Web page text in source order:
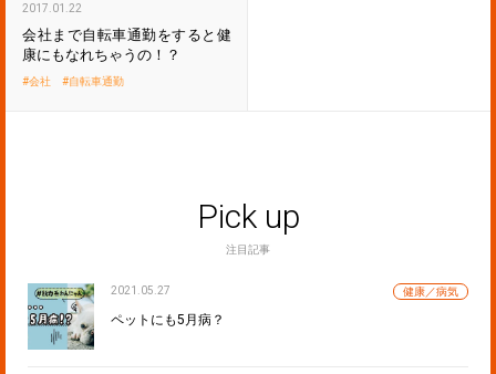
2017.01.22
会社まで自転車通勤をすると健
康にもなれちゃうの！？
会社 自転車通勤
Pick up
注目記事
2021.05.27 健康／病気
ペットにも5月病？